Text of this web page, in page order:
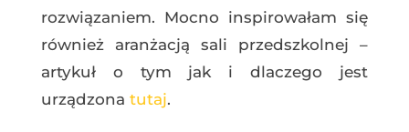
rozwiązaniem. Mocno inspirowałam się
również aranżacją sali przedszkolnej –
artykuł o tym jak i dlaczego jest
urządzona tutaj.